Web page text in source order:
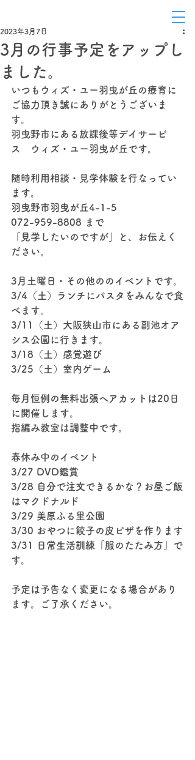
3月の行事予定をアップし
ました。
2023年3月7日
いつもウィズ・ユー羽曳が丘の療育に
ご協力頂き誠にありがとうございま
す。
羽曳野市にある放課後等デイサービ
ス　ウィズ・ユー羽曳が丘です。
随時利用相談・見学体験を行なってい
ます。
羽曳野市羽曳が丘4-1-5
072-959-8808 まで
「見学したいのですが」と、お伝えく
ださい。
3月土曜日・その他ののイベントです。
3/4（土）ランチにパスタをみんなで食
べます。
3/11（土）大阪狭山市にある副池オア
シス公園に行きます。
3/18（土）感覚遊び
3/25（土）室内ゲーム
毎月恒例の無料出張ヘアカットは20日
に開催します。
指編み教室は調整中です。
春休み中のイベント
3/27 DVD鑑賞
3/28 自分で注文できるかな？お昼ご飯
はマクドナルド
3/29 美原ふる里公園
3/30 おやつに餃子の皮ピザを作ります
3/31 日常生活訓練「服のたたみ方」で
す。
予定は予告なく変更になる場合があり
ます。ご了承ください。